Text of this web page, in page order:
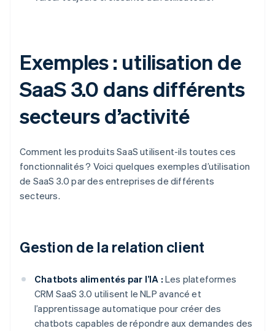
Exemples : utilisation de
SaaS 3.0 dans différents
secteurs d’activité
Comment les produits SaaS utilisent-ils toutes ces
fonctionnalités ? Voici quelques exemples d’utilisation
de SaaS 3.0 par des entreprises de différents
secteurs.
Gestion de la relation client
Chatbots alimentés par l’IA : Les plateformes
CRM SaaS 3.0 utilisent le NLP avancé et
l’apprentissage automatique pour créer des
chatbots capables de répondre aux demandes des